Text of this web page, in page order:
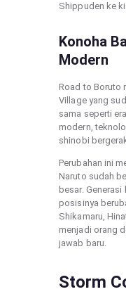
Shippuden ke
Konoha
Modern
Road to Boruto
Village yang
sama seperti
modern,
shinobi
Perubahan ini
Naruto sudah
besar.
posisinya
Shikamaru,
menjadi orang
jawab baru.
Storm